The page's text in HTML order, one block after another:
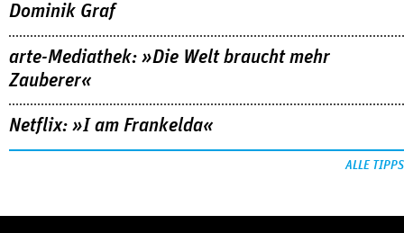
Dominik Graf
arte-Mediathek: »Die Welt braucht mehr
Zauberer«
Netflix: »I am Frankelda«
ALLE TIPPS